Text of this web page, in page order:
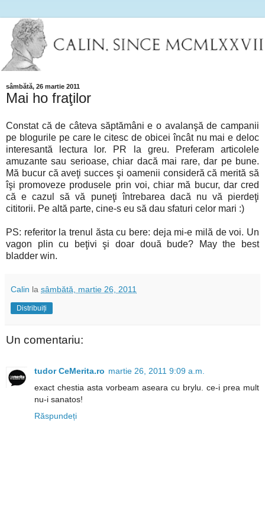
sâmbătă, 26 martie 2011
Mai ho fraţilor
Constat că de câteva săptămâni e o avalanşă de campanii
pe blogurile pe care le citesc de obicei încât nu mai e deloc
interesantă lectura lor. PR la greu. Preferam articolele
amuzante sau serioase, chiar dacă mai rare, dar pe bune.
Mă bucur că aveţi succes şi oamenii consideră că merită să
îşi promoveze produsele prin voi, chiar mă bucur, dar cred
că e cazul să vă puneţi întrebarea dacă nu vă pierdeţi
cititorii. Pe altă parte, cine-s eu să dau sfaturi celor mari :)
PS: referitor la trenul ăsta cu bere: deja mi-e milă de voi. Un
vagon plin cu beţivi şi doar două bude? May the best
bladder win.
Calin la sâmbătă, martie 26, 2011
Distribuiți
Un comentariu:
tudor CeMerita.ro martie 26, 2011 9:09 a.m.
exact chestia asta vorbeam aseara cu brylu. ce-i prea mult
nu-i sanatos!
Răspundeți